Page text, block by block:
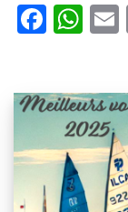
F
b
o
o
k
W
s
A
p
p